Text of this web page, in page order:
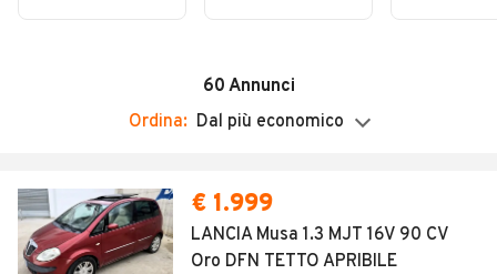
Domenica
60 Annunci
Ordina: Dal più economico
€ 1.999
LANCIA Musa 1.3 MJT 16V 90 CV
Oro DFN TETTO APRIBILE